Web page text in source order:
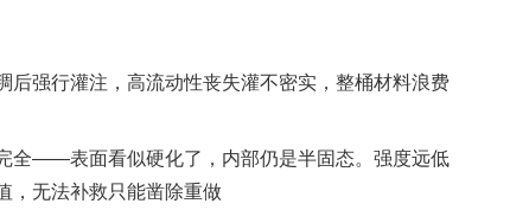
后强行灌注，高流动性丧失灌不密实，整桶材料浪费
全——表面看似硬化了，内部仍是半固态。强度远低
，无法补救只能凿除重做